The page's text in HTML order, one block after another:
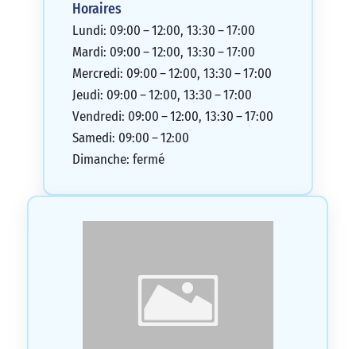
Horaires
Lundi: 09:00 – 12:00, 13:30 – 17:00
Mardi: 09:00 – 12:00, 13:30 – 17:00
Mercredi: 09:00 – 12:00, 13:30 – 17:00
Jeudi: 09:00 – 12:00, 13:30 – 17:00
Vendredi: 09:00 – 12:00, 13:30 – 17:00
Samedi: 09:00 – 12:00
Dimanche: fermé